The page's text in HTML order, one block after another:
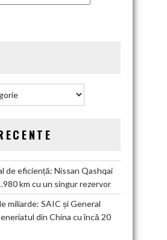
de eficiență: Nissan Qashqai
km cu un singur rezervor
miliarde: SAIC și General
din China cu încă 20